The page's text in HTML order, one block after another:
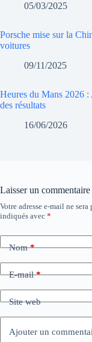
05/03/2025
Porsche mise sur la
voitures
09/11/2025
Heures du Mans 2026 :
des résultats
16/06/2026
Laisser un commentaire
Votre adresse e-mail ne sera
indiqués avec *
Nom*
E-mail*
Site web
Ajouter un